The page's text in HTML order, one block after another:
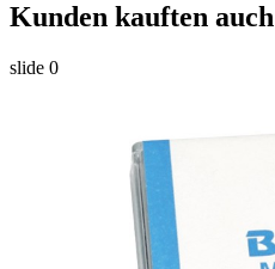
Kunden kauften auch
slide 0